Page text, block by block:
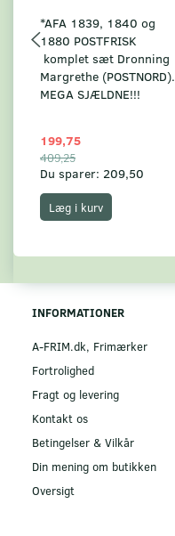
*AFA 1839, 1840 og
1880 POSTFRISK
komplet sæt Dronning
Margrethe (POSTNORD).
MEGA SJÆLDNE!!!
199,75
409,25
Du sparer: 209,50
Læg i kurv
INFORMATIONER
A-FRIM.dk, Frimærker
Fortrolighed
Fragt og levering
Kontakt os
Betingelser & Vilkår
Din mening om butikken
Oversigt